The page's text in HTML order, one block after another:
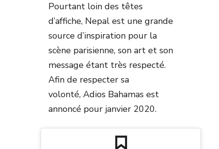
Pourtant loin des têtes
d’affiche, Nepal est une grande
source d’inspiration pour la
scène parisienne, son art et son
message étant très respecté.
Afin de respecter sa
volonté, Adios Bahamas est
annoncé pour janvier 2020.